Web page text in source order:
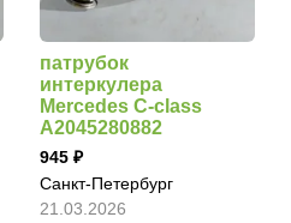
патрубок
интеркулера
Mercedes C-class
A2045280882
945
Санкт-Петербург
21.03.2026